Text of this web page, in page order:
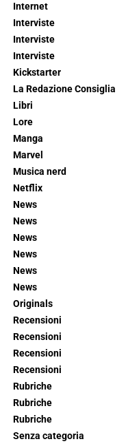
Internet
Interviste
Interviste
Interviste
Kickstarter
La Redazione Consiglia
Libri
Lore
Manga
Marvel
Musica nerd
Netflix
News
News
News
News
News
News
Originals
Recensioni
Recensioni
Recensioni
Recensioni
Rubriche
Rubriche
Rubriche
Senza categoria